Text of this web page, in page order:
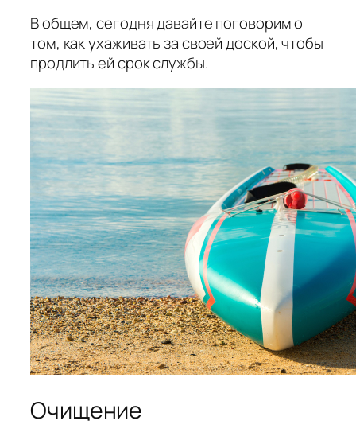
В общем, сегодня давайте поговорим о
том, как ухаживать за своей доской, чтобы
продлить ей срок службы.
Очищение